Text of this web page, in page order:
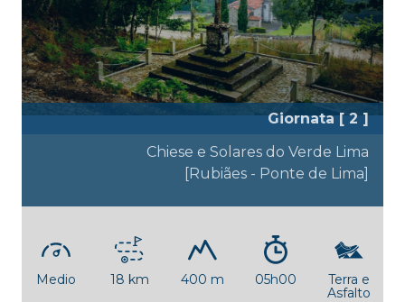
Giornata [ 2 ]
Chiese e Solares do Verde Lima
[Rubiães - Ponte de Lima]
Medio 18 km 400 m 05h00
Terra e
Asfalto